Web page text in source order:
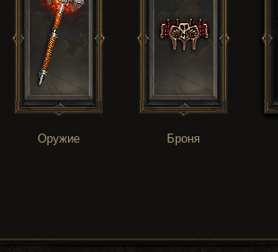
Оружие Броня